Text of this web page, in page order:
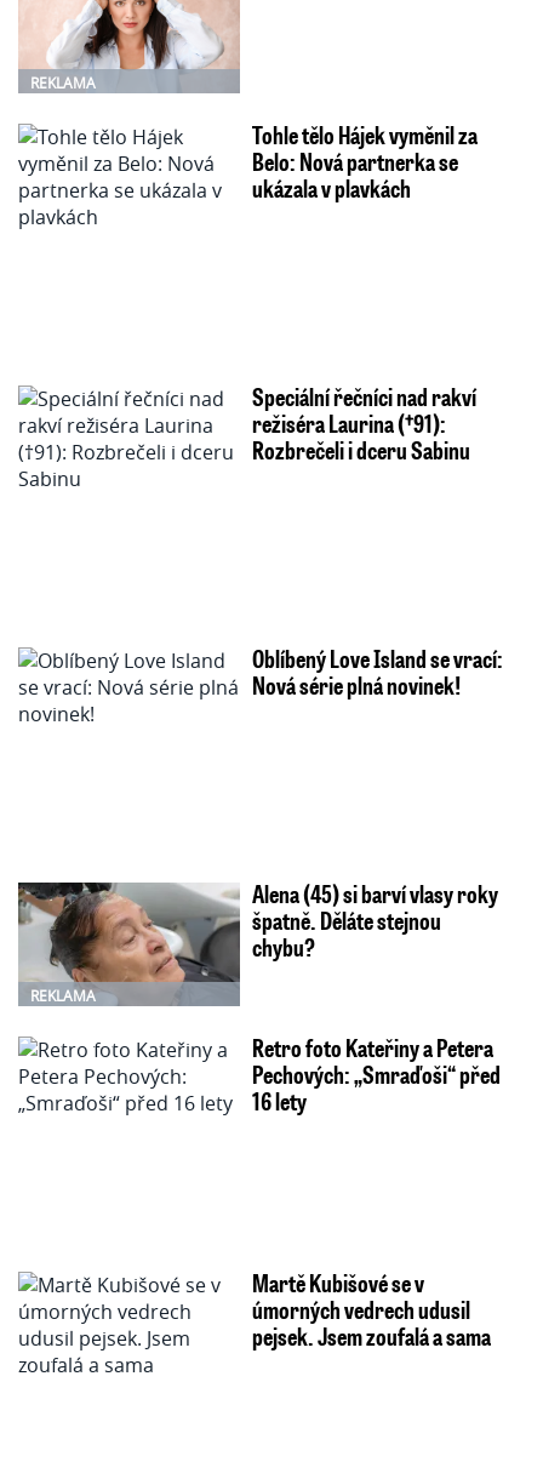
REKLAMA
Tohle tělo Hájek vyměnil za
Belo: Nová partnerka se
ukázala v plavkách
Speciální řečníci nad rakví
režiséra Laurina (†91):
Rozbrečeli i dceru Sabinu
Oblíbený Love Island se vrací:
Nová série plná novinek!
REKLAMA
Alena (45) si barví vlasy roky
špatně. Děláte stejnou
chybu?
Retro foto Kateřiny a Petera
Pechových: „Smraďoši“ před
16 lety
Martě Kubišové se v
úmorných vedrech udusil
pejsek. Jsem zoufalá a sama